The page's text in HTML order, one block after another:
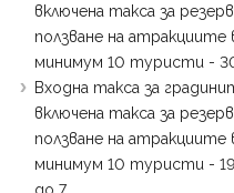
включена такса за
ползване на
минимум 10 туристи -
Входна такса за
включена такса за
ползване на
минимум 10 туристи -